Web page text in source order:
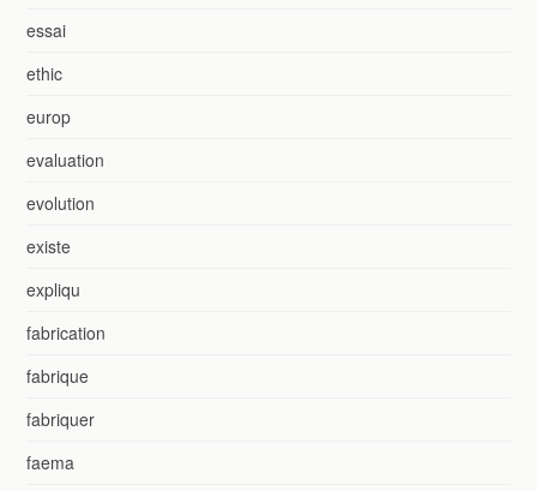
essai
ethic
europ
evaluation
evolution
existe
expliqu
fabrication
fabrique
fabriquer
faema